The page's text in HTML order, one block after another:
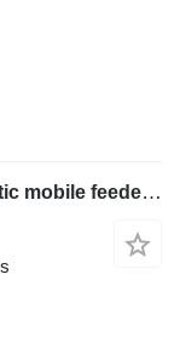
Werner & Pfleiderer Achilles - automatic mobile feeder for